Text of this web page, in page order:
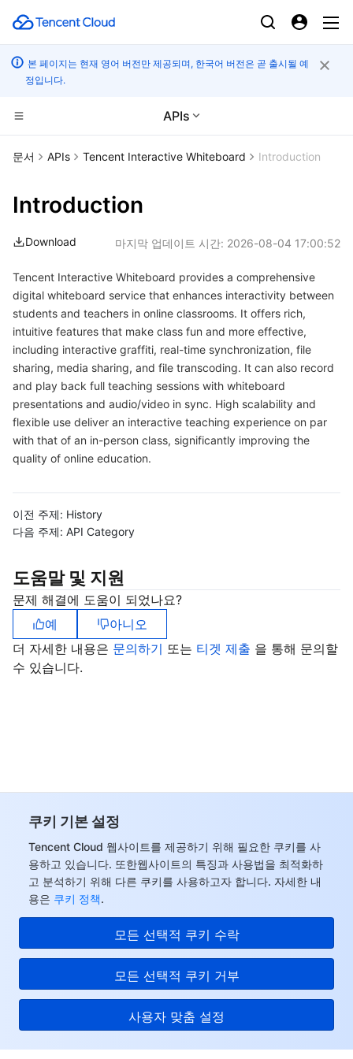
쿠키 기본 설정
Tencent Cloud 웹사이트를 제공하기 위해 필요한 쿠키를 사
용하고 있습니다. 또한웹사이트의 특징과 사용법을 최적화하
고 분석하기 위해 다른 쿠키를 사용하고자 합니다. 자세한 내
용은 쿠키 정책.
모든 선택적 쿠키 수락
모든 선택적 쿠키 거부
사용자 맞춤 설정
본 페이지는 현재 영어 버전만 제공되며, 한국어 버전은 곧 출시될 예
정입니다.
APIs
CDN 및 엣지 플랫폼
Anti-DDoS
Secure Content Delivery Network
Multiple Network Acceleration
BM Cloud Physical Machine
Cloud GPU Service
CVM Dedicated Host
Auto Scaling
Tencent Cloud Automation Tools
Hyper Computing Cluster
Edge Computing Machine
컨테이너
Tencent Kubernetes Engine
Tencent Cloud Mesh
Tencent Container Registry
Tencent Kubernetes Engine Distributed Cloud Center
분산 클라우드
Cloud Dedicated Cluster
Edge Zone
Cloud Dedicated Zone
마이크로서비스
Tencent Cloud Elastic Microservice
API Gateway
서버리스
Serverless Cloud Function
필수 스토리지 서비스
Cloud File Storage
Cloud Block Storage
Cloud HDFS
Data Accelerator Goose FileSystem
Cloud Log Service
Cloud Infinite
Smart Media Hosting
관계형 데이터베이스
TencentDB for MySQL
TencentDB for MariaDB
TencentDB for PostgreSQL
관계형 데이터베이스 TDSQL
TDSQL-C for MySQL
TDSQL for MySQL
NoSQL 데이터베이스
Tencent Cloud Distributed Cache (Redis OSS-Compatible)
TencentDB for CTSDB
데이터베이스 SaaS 서비스
Database Management Center
Gateway Load Balancer
Direct Connect
Cloud Connect Network
Elastic Network Interface
Peering Connection
Key Management Service
Secrets Manager
Bastion Host
Data Security Audit
Captcha
Text Moderation System
Image Moderation System
Audio Moderation System
Video Moderation System
Customer Identity and Access Management
보안 서비스
Penetration Test Service
Security Service Platform
보안 관리
Tencent Cloud Firewall
Web Application Firewall
Cloud Workload Protection Platform
Tencent Container Security Service
애플리케이션 보안
Mobile Security
Security Token Service
도메인 & 웹사이트
엔터프라이즈 애플리케이션
문서 APIs Tencent Interactive Whiteboard Introduction
Introduction
Download 마지막 업데이트 시간: 2026-08-04 17:00:52
Tencent Interactive Whiteboard provides a comprehensive
digital whiteboard service that enhances interactivity between
students and teachers in online classrooms. It offers rich,
intuitive features that make class fun and more effective,
including interactive graffiti, real-time synchronization, file
sharing, media sharing, and file transcoding. It can also record
and play back full teaching sessions with whiteboard
presentations and audio/video in sync. High scalability and
flexible use deliver an interactive teaching experience on par
with that of an in-person class, significantly improving the
quality of online education.
이전 주제: History
다음 주제: API Category
도움말 및 지원
문제 해결에 도움이 되었나요?
예
아니오
더 자세한 내용은 문의하기 또는 티겟 제출 을 통해 문의할
수 있습니다.